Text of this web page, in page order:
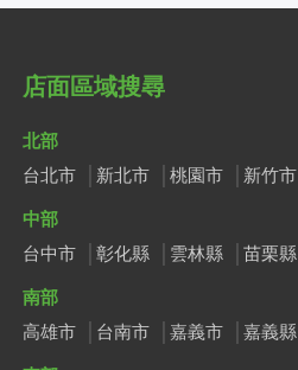
店面區域搜尋
北部
台北市
新北市 桃園市 新竹市
中部
台中市
彰化縣 雲林縣 苗栗縣
南部
高雄市
台南市 嘉義市 嘉義縣